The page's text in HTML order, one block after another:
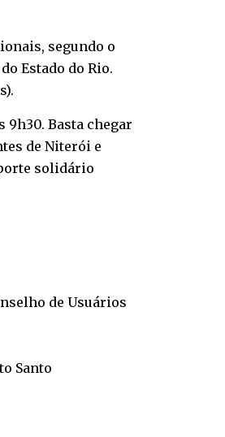
segundo o
Estado do Rio.
9h30. Basta chegar
de Niterói e
solidário
de Usuários
Santo